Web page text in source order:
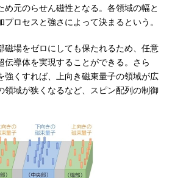
め元のらせん磁性となる。各領域の幅と
ロセスと強さによって決まるという。
場をゼロにしても保たれるため、任意
伝導体を実現することができる。さら
強くすれば、上向き磁束量子の領域が広
領域が狭くなるなど、スピン配列の制御